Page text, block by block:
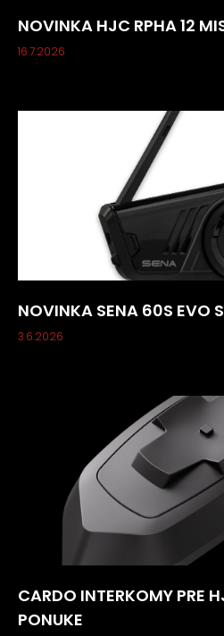
NOVINKA HJC RPHA 12
16.7.2026
NOVINKA SENA 60S EVO
3.6.2026
CARDO INTERKOMY PRE
PONUKE